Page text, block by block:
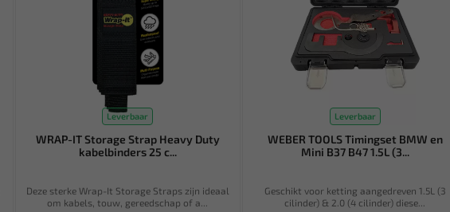
Leverbaar
WRAP-IT Storage Strap Heavy Duty
kabelbinders 25 c...
Deze sterke Wrap-It Storage Straps zijn ideaal
om kabels, touw, gereedschap of a...
Leverbaar
WEBER TOOLS Timingset BMW en
Mini B37 B47 1.5L (3...
Geschikt voor ketting aangedreven 1.5L (3
cilinder) & 2.0 (4 cilinder) diese...